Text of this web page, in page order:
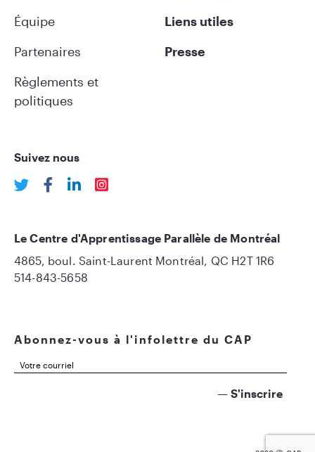
Équipe
Partenaires
Règlements et
politiques
Liens utiles
Presse
Suivez nous
Abonnez-vous à l'infolettre du CAP
Le Centre d'Apprentissage Parallèle de Montréal
4865, boul. Saint-Laurent Montréal, QC H2T 1R6
514-843-5658